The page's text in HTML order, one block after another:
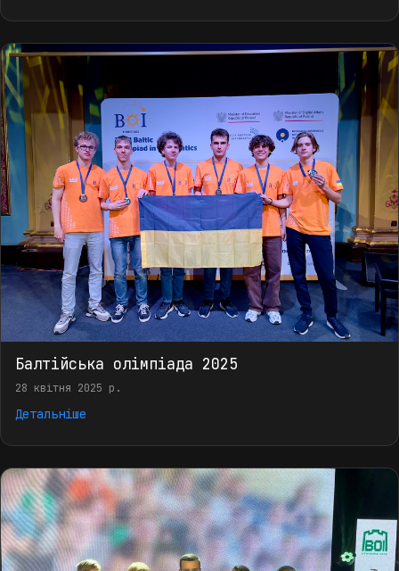
Балтійська олімпіада 2025
28 квітня 2025 р.
Детальніше